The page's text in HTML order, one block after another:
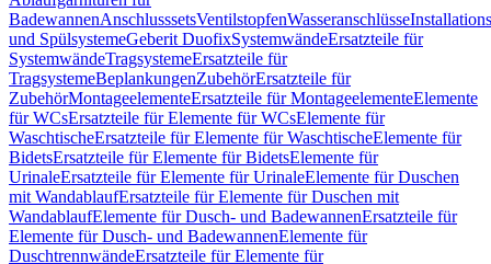
BadewannenAnschlusssetsVentilstopfenWasseranschlüsse
und SpülsystemeGeberit DuofixSystemwändeErsatzteile für
SystemwändeTragsystemeErsatzteile für
TragsystemeBeplankungenZubehörErsatzteile für
ZubehörMontageelementeErsatzteile für MontageelementeElemente
für WCsErsatzteile für Elemente für WCsElemente für
WaschtischeErsatzteile für Elemente für WaschtischeElemente für
BidetsErsatzteile für Elemente für BidetsElemente für
UrinaleErsatzteile für Elemente für UrinaleElemente für Duschen
mit WandablaufErsatzteile für Elemente für Duschen mit
WandablaufElemente für Dusch- und BadewannenErsatzteile für
Elemente für Dusch- und BadewannenElemente für
DuschtrennwändeErsatzteile für Elemente für